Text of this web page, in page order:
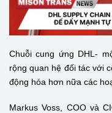
Chuỗi cung ứng DHL-
rộng quan hệ đối tác với
động hóa hơn nữa các
Markus Voss, COO và